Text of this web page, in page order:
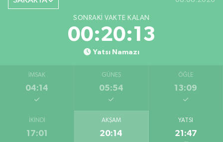
SONRAKI VAKTE KALAN
00:20:13
Yatsı Namazı
İMSAK
04:14
GÜNEŞ
05:54
ÖĞLE
13:09
İKINDI
17:01
AKŞAM
20:14
YATSI
21:47